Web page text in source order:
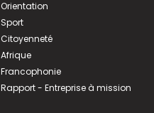
Orientation
Sport
Citoyenneté
Afrique
Francophonie
Rapport - Entreprise à mission